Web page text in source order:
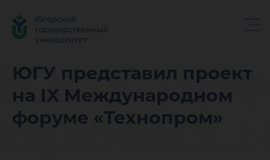
ЮГУ представил проект
на IX Международном
форуме «Технопром»
ЮГУ
проект